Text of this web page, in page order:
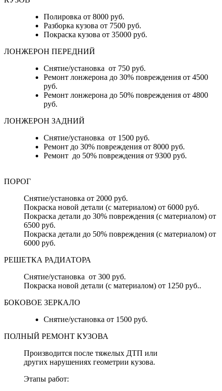
Полировка от 8000 руб.
Разборка кузова от 7500 руб.
Покраска кузова от 35000 руб.
ЛОНЖЕРОН ПЕРЕДНИЙ
Снятие/установка от 750 руб.
Ремонт лонжерона до 30% повреждения от 4500
руб.
Ремонт лонжерона до 50% повреждения от 4800
руб.
ЛОНЖЕРОН ЗАДНИЙ
Снятие/установка от 1500 руб.
Ремонт до 30% повреждения от 8000 руб.
Ремонт до 50% повреждения от 9300 руб.
ПОРОГ
Снятие/установка от 2000 руб.
Покраска новой детали (с материалом) от 6000 руб.
Покраска детали до 30% повреждения (с материалом) от
6500 руб.
Покраска детали до 50% повреждения (с материалом) от
6000 руб.
РЕШЕТКА РАДИАТОРА
Снятие/установка от 300 руб.
Покраска новой детали (с материалом) от 1250 руб..
БОКОВОЕ ЗЕРКАЛО
Снятие/установка от 1500 руб.
ПОЛНЫЙ РЕМОНТ КУЗОВА
Производится после тяжелых ДТП или
других нарушениях геометрии кузова.
Этапы работ: